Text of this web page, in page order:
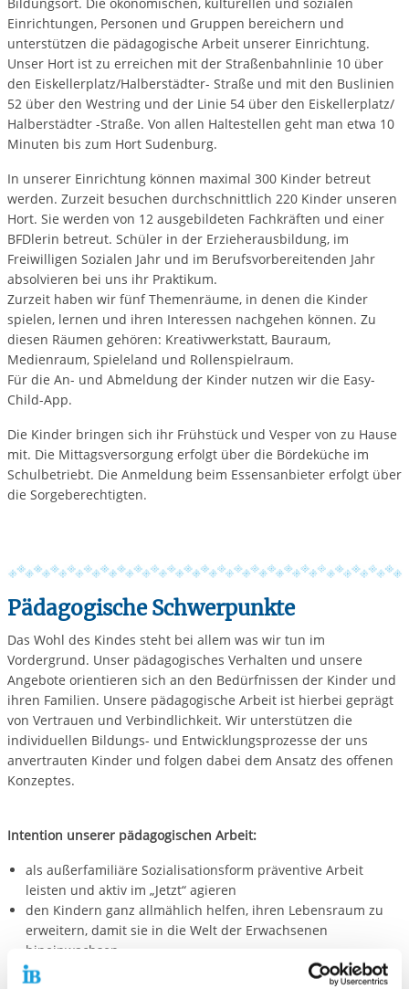
Bildungsort. Die ökonomischen, kulturellen und sozialen
Einrichtungen, Personen und Gruppen bereichern und
unterstützen die pädagogische Arbeit unserer Einrichtung.
Unser Hort ist zu erreichen mit der Straßenbahnlinie 10 über
den Eiskellerplatz/Halberstädter- Straße und mit den Buslinien
52 über den Westring und der Linie 54 über den Eiskellerplatz/
Halberstädter -Straße. Von allen Haltestellen geht man etwa 10
Minuten bis zum Hort Sudenburg.
In unserer Einrichtung können maximal 300 Kinder betreut
werden. Zurzeit besuchen durchschnittlich 220 Kinder unseren
Hort. Sie werden von 12 ausgebildeten Fachkräften und einer
BFDlerin betreut. Schüler in der Erzieherausbildung, im
Freiwilligen Sozialen Jahr und im Berufsvorbereitenden Jahr
absolvieren bei uns ihr Praktikum.
Zurzeit haben wir fünf Themenräume, in denen die Kinder
spielen, lernen und ihren Interessen nachgehen können. Zu
diesen Räumen gehören: Kreativwerkstatt, Bauraum,
Medienraum, Spieleland und Rollenspielraum.
Für die An- und Abmeldung der Kinder nutzen wir die Easy-
Child-App.
Die Kinder bringen sich ihr Frühstück und Vesper von zu Hause
mit. Die Mittagsversorgung erfolgt über die Bördeküche im
Schulbetriebt. Die Anmeldung beim Essensanbieter erfolgt über
die Sorgeberechtigten.
Pädagogische Schwerpunkte
Das Wohl des Kindes steht bei allem was wir tun im
Vordergrund. Unser pädagogisches Verhalten und unsere
Angebote orientieren sich an den Bedürfnissen der Kinder und
ihren Familien. Unsere pädagogische Arbeit ist hierbei geprägt
von Vertrauen und Verbindlichkeit. Wir unterstützen die
individuellen Bildungs- und Entwicklungsprozesse der uns
anvertrauten Kinder und folgen dabei dem Ansatz des offenen
Konzeptes.
Intention unserer pädagogischen Arbeit:
als außerfamiliäre Sozialisationsform präventive Arbeit
leisten und aktiv im „Jetzt“ agieren
den Kindern ganz allmählich helfen, ihren Lebensraum zu
erweitern, damit sie in die Welt der Erwachsenen
hineinwachsen
unsere Aufgabe ist es Strukturen zu schaffen, die es